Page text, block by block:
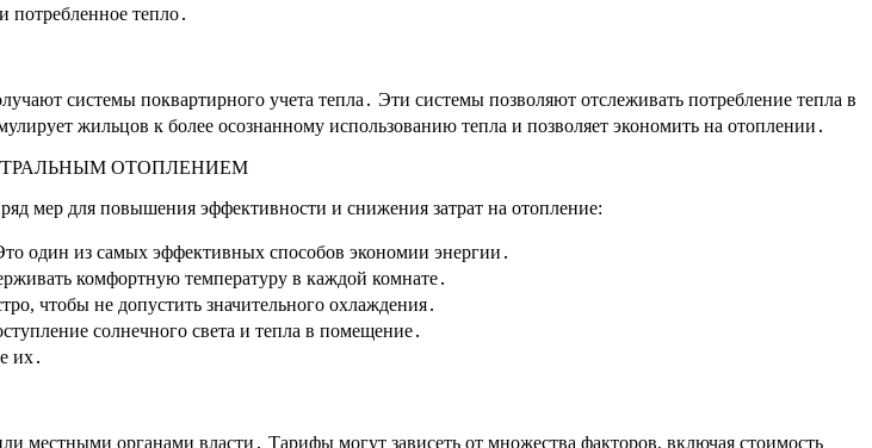
потребленное тепло․
системы поквартирного учета тепла․ Эти системы позволяют отслеживать потребление тепла в
жильцов к более осознанному использованию тепла и позволяет экономить на отоплении․
ОТОПЛЕНИЕМ
мер для повышения эффективности и снижения затрат на отопление:
один из самых эффективных способов экономии энергии․
комфортную температуру в каждой комнате․
чтобы не допустить значительного охлаждения․
солнечного света и тепла в помещение․
их․
местными органами власти․ Тарифы могут зависеть от множества факторов, включая стоимость